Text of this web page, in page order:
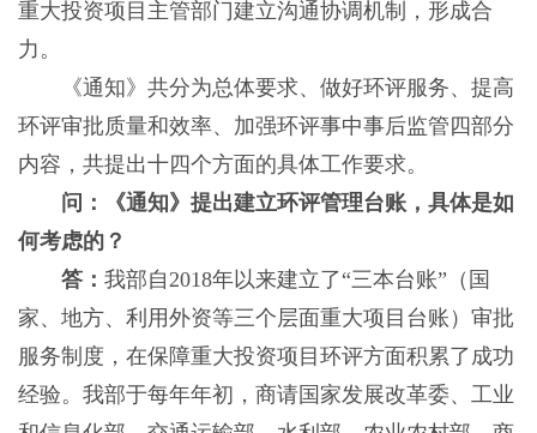
重大投资项目主管部门建立沟通协调机制，形成合
力。
《通知》共分为总体要求、做好环评服务、提高
环评审批质量和效率、加强环评事中事后监管四部分
内容，共提出十四个方面的具体工作要求。
问：《通知》提出建立环评管理台账，具体是如
何考虑的？
答： 我部自2018年以来建立了“三本台账”（国
家、地方、利用外资等三个层面重大项目台账）审批
服务制度，在保障重大投资项目环评方面积累了成功
经验。我部于每年年初，商请国家发展改革委、工业